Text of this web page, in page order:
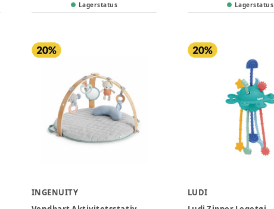
Lagerstatus Lagerstatus
INGENUITY
LUDI